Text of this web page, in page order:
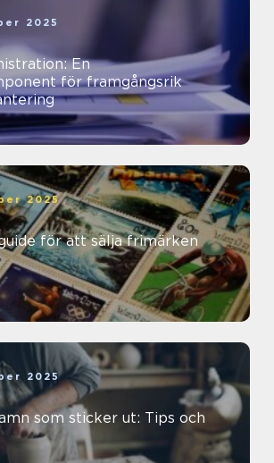
2025
En
för framgångsrik
2025
för att sälja frimärken
2025
som sticker ut: Tips och